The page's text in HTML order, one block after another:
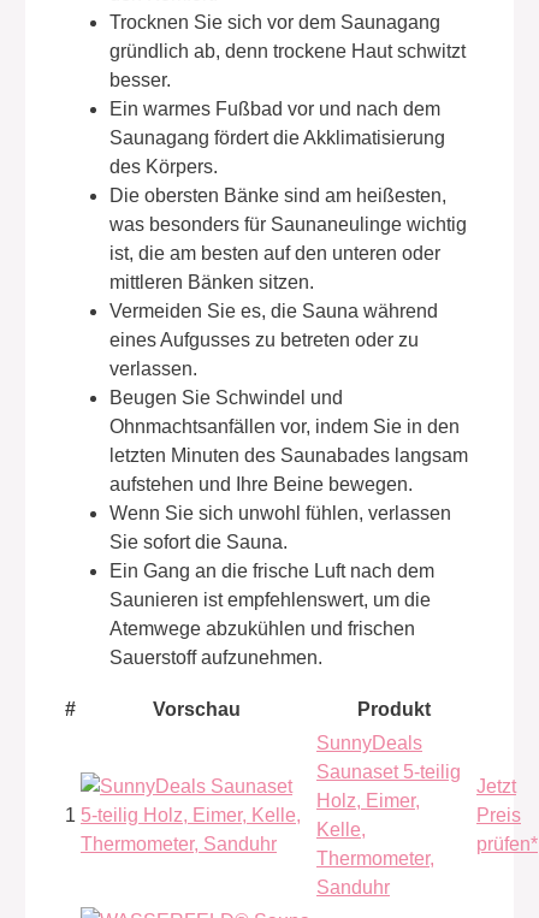
Trocknen Sie sich vor dem Saunagang
gründlich ab, denn trockene Haut schwitzt
besser.
Ein warmes Fußbad vor und nach dem
Saunagang fördert die Akklimatisierung
des Körpers.
Die obersten Bänke sind am heißesten,
was besonders für Saunaneulinge wichtig
ist, die am besten auf den unteren oder
mittleren Bänken sitzen.
Vermeiden Sie es, die Sauna während
eines Aufgusses zu betreten oder zu
verlassen.
Beugen Sie Schwindel und
Ohnmachtsanfällen vor, indem Sie in den
letzten Minuten des Saunabades langsam
aufstehen und Ihre Beine bewegen.
Wenn Sie sich unwohl fühlen, verlassen
Sie sofort die Sauna.
Ein Gang an die frische Luft nach dem
Saunieren ist empfehlenswert, um die
Atemwege abzukühlen und frischen
Sauerstoff aufzunehmen.
# Vorschau Produkt
1
SunnyDeals
Saunaset 5-teilig
Holz, Eimer,
Kelle,
Thermometer,
Sanduhr
Jetzt
Preis
prüfen*